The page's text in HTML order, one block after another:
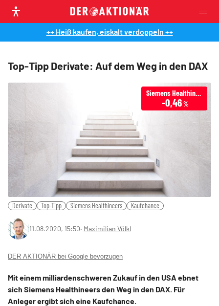
++ Heiß kaufen, eiskalt verdoppeln ++
Top-Tipp Derivate: Auf dem Weg in den DAX
Siemens Healthineers
-0,46%
Derivate Top-Tipp Siemens Healthineers Kaufchance
11.08.2020, 15:50‧ Maximilian Völkl
DER AKTIONÄR bei Google bevorzugen
Mit einem milliardenschweren Zukauf in den USA ebnet
sich Siemens Healthineers den Weg in den DAX. Für
Anleger ergibt sich eine Kaufchance.